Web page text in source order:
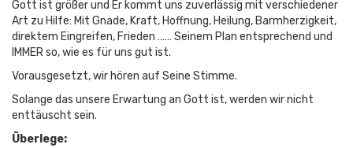
Gott ist größer und Er kommt uns zuverlässig mit verschiedener
Art zu Hilfe: Mit Gnade, Kraft, Hoffnung, Heilung, Barmherzigkeit,
direktem Eingreifen, Frieden …… Seinem Plan entsprechend und
IMMER so, wie es für uns gut ist.
Vorausgesetzt, wir hören auf Seine Stimme.
Solange das unsere Erwartung an Gott ist, werden wir nicht
enttäuscht sein.
Überlege: